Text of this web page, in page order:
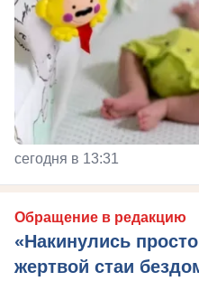
сегодня в 13:31
Обращение в редакцию
«Накинулись
жертвой стаи